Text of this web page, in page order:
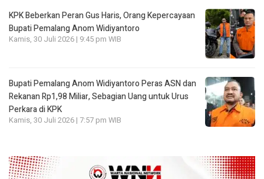
KPK Beberkan Peran Gus Haris, Orang Kepercayaan
Bupati Pemalang Anom Widiyantoro
Kamis, 30 Juli 2026 | 9:45 pm WIB
Bupati Pemalang Anom Widiyantoro Peras ASN dan
Rekanan Rp1,98 Miliar, Sebagian Uang untuk Urus
Perkara di KPK
Kamis, 30 Juli 2026 | 7:57 pm WIB